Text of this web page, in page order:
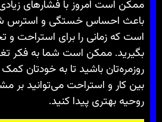
ممکن است امروز با فشارهای
باعث احساس خستگی و استرس
است که زمانی را برای استراحت و
بگیرید. ممکن است شما به فکر
روزمره‌تان باشید تا به خودتان کمک
بین کار و استراحت می‌توانید بر
روحیه بهتری پیدا کنید.